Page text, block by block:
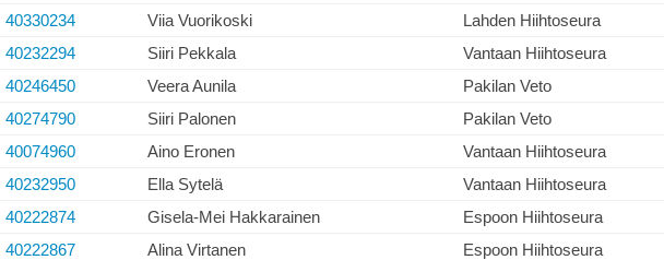
40330234 Viia Vuorikoski Lahden Hiihtoseura
40232294 Siiri Pekkala Vantaan Hiihtoseura
40246450 Veera Aunila Pakilan Veto
40274790 Siiri Palonen Pakilan Veto
40074960 Aino Eronen Vantaan Hiihtoseura
40232950 Ella Sytelä Vantaan Hiihtoseura
40222874 Gisela-Mei Hakkarainen Espoon Hiihtoseura
40222867 Alina Virtanen Espoon Hiihtoseura